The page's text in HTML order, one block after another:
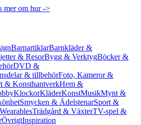
mer om hur ->
BarnartiklarBarnkläder &
& ResorBygg & VerktygBöcker &
DVD &
& tillbehörFoto, Kameror &
& KonsthantverkHem &
KlockorKläderKonstMusikMynt &
Smycken & ÄdelstenarSport &
Trädgård & VäxterTV-spel &
ÖvrigtInspiration